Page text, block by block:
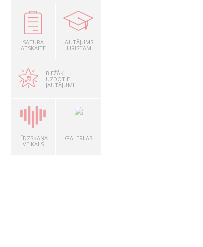
SATURA
ATSKAITE
JAUTĀJUMS
JURISTAM
BIEŽĀK
UZDOTIE
JAUTĀJUMI
LĪDZSKAŅA
VEIKALS
GALERIJAS